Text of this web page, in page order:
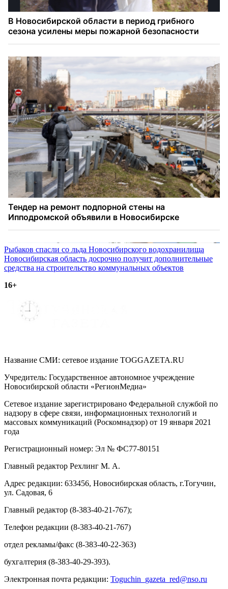
Навигация
по
Рыбаков спасли со льда Новосибирского водохранилища
Новосибирская область досрочно получит дополнительные
средства на строительство коммунальных объектов
16+
Название СМИ: cетевое издание TOGGAZETA.RU
Учредитель: Государственное автономное учреждение
Новосибирской области «РегионМедиа»
Сетевое издание зарегистрировано Федеральной службой по
надзору в сфере связи, информационных технологий и
массовых коммуникаций (Роскомнадзор) от 19 января 2021
года
Регистрационный номер: Эл № ФС77-80151
Главный редактор Рехлинг М. А.
Адрес редакции: 633456, Новосибирская область, г.Тогучин,
ул. Садовая, 6
Главный редактор (8-383-40-21-767);
Телефон редакции (8-383-40-21-767)
отдел рекламы/факс (8-383-40-22-363)
бухгалтерия (8-383-40-29-393).
Электронная почта редакции: Toguchin gazeta red@nso.ru